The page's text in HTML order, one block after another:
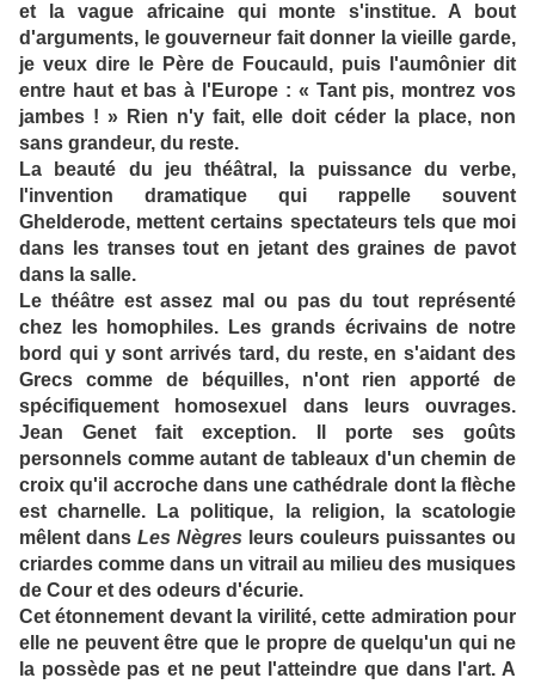
et la vague africaine qui monte s'institue. A bout
d'arguments, le gouverneur fait donner la vieille garde,
je veux dire le Père de Foucauld, puis l'aumônier dit
entre haut et bas à l'Europe : « Tant pis, montrez vos
jambes ! » Rien n'y fait, elle doit céder la place, non
sans grandeur, du reste.
La beauté du jeu théâtral, la puissance du verbe,
l'invention dramatique qui rappelle souvent
Ghelderode, mettent certains spectateurs tels que moi
dans les transes tout en jetant des graines de pavot
dans la salle.
Le théâtre est assez mal ou pas du tout représenté
chez les homophiles. Les grands écrivains de notre
bord qui y sont arrivés tard, du reste, en s'aidant des
Grecs comme de béquilles, n'ont rien apporté de
spécifiquement homosexuel dans leurs ouvrages.
Jean Genet fait exception. Il porte ses goûts
personnels comme autant de tableaux d'un chemin de
croix qu'il accroche dans une cathédrale dont la flèche
est charnelle. La politique, la religion, la scatologie
mêlent dans Les Nègres leurs couleurs puissantes ou
criardes comme dans un vitrail au milieu des musiques
de Cour et des odeurs d'écurie.
Cet étonnement devant la virilité, cette admiration pour
elle ne peuvent être que le propre de quelqu'un qui ne
la possède pas et ne peut l'atteindre que dans l'art. A